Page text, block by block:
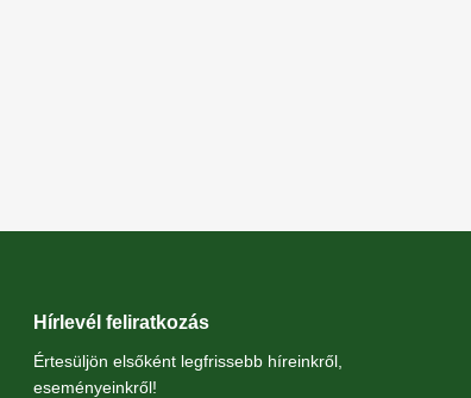
Hírlevél feliratkozás
Értesüljön elsőként legfrissebb híreinkről,
eseményeinkről!